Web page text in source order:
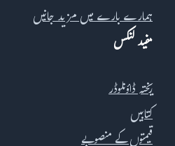
ہمارے بارے میں مزید جانیں
مفید لنکس
ریختہ ڈاؤنلوڈر
کتابیں